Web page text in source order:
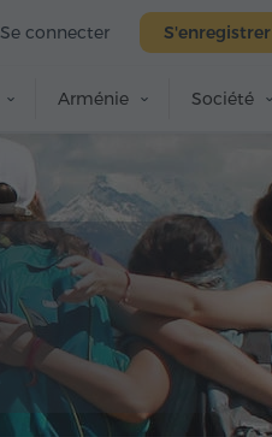
Se connecter S'enregistrer
Arménie Société